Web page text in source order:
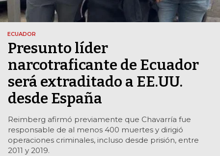
ECUADOR
Presunto líder
narcotraficante de Ecuador
será extraditado a EE.UU.
desde España
Reimberg afirmó previamente que Chavarría fue
responsable de al menos 400 muertes y dirigió
operaciones criminales, incluso desde prisión, entre
2011 y 2019.